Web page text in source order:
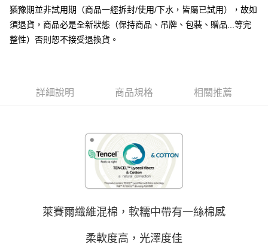
台新國際商業銀行
中國信託商業銀行
台灣樂天信用卡公司
元大商業銀行
永豐商業銀行
玉山商業銀行
星展（台灣）商業銀行
台灣樂天信用卡公司
ATM付款
運送方式
付款後門市自取(待系統通知後才可取貨)
猶豫期並非試用期（商品一經拆封/使用/下水，皆屬已試用），故如
須退貨，商品必是全新狀態（保持商品、吊牌、包裝、贈品...等完
整性）否則恕不接受退換貨。
詳細說明 商品規格 相關推薦
萊賽爾纖維混棉，軟糯中帶有一絲棉感
柔軟度高，光澤度佳